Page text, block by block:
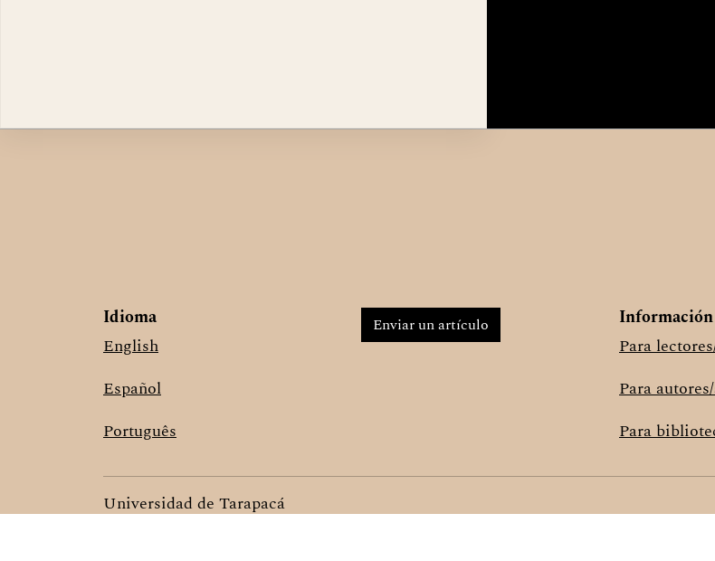
Idioma
English
Español
Português
Enviar un artículo
Información
Para
Para
Para
Universidad de Tarapacá